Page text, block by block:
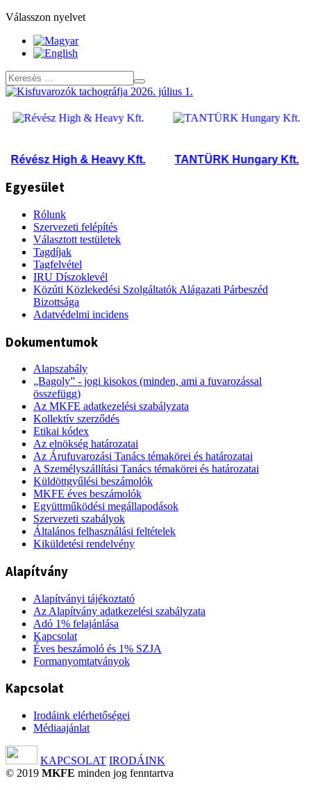
Válasszon nyelvet
High & Heavy Kft. TANTÜRK Hungary Kft.
Egyesület
Rólunk
Szervezeti felépítés
Választott testületek
Tagdíjak
Tagfelvétel
IRU Díszoklevél
Közúti Közlekedési Szolgáltatók Alágazati Párbeszéd
Bizottsága
Adatvédelmi incidens
Dokumentumok
Alapszabály
„Bagoly” - jogi kisokos (minden, ami a fuvarozással
összefügg)
Az MKFE adatkezelési szabályzata
Kollektív szerződés
Etikai kódex
Az elnökség határozatai
Az Árufuvarozási Tanács témakörei és határozatai
A Személyszállítási Tanács témakörei és határozatai
Küldöttgyűlési beszámolók
MKFE éves beszámolók
Együttműködési megállapodások
Szervezeti szabályok
Általános felhasználási feltételek
Kiküldetési rendelvény
Alapítvány
Alapítványi tájékoztató
Az Alapítvány adatkezelési szabályzata
Adó 1% felajánlása
Kapcsolat
Éves beszámoló és 1% SZJA
Formanyomtatványok
Kapcsolat
Irodáink elérhetőségei
Médiaajánlat
KAPCSOLAT IRODÁINK
© 2019 MKFE minden jog fenntartva